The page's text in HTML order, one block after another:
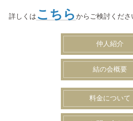
詳しくは こちら からご検討くださ
仲人紹介
結の会概要
料金について